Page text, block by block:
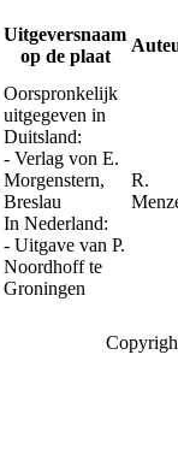
Uitgeversnaam
op de plaat
Oorspronkelijk
uitgegeven in
Duitsland:
- Verlag von E.
Morgenstern,
Breslau
In Nederland:
- Uitgave van P.
Noordhoff te
Groningen
R.